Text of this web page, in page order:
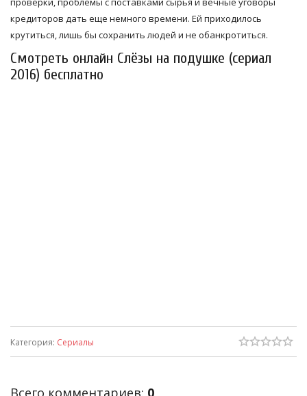
кредиторов дать еще немного времени. Ей приходилось
крутиться, лишь бы сохранить людей и не обанкротиться.
Смотреть онлайн Слёзы на подушке (сериал
2016) бесплатно
Категория: Сериалы
Всего комментариев: 0